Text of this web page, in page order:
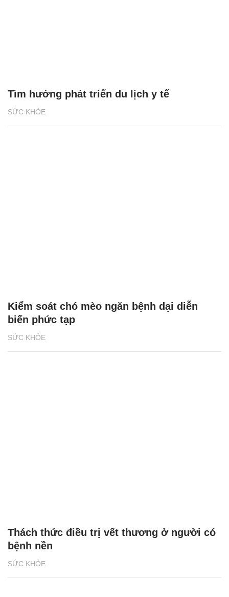
SỨC KHỎE
Tìm hướng phát triển du lịch y tế
SỨC KHỎE
Kiểm soát chó mèo ngăn bệnh dại diễn
biến phức tạp
SỨC KHỎE
Thách thức điều trị vết thương ở người có
bệnh nền